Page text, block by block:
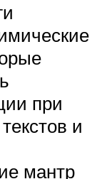
при
и
мантр